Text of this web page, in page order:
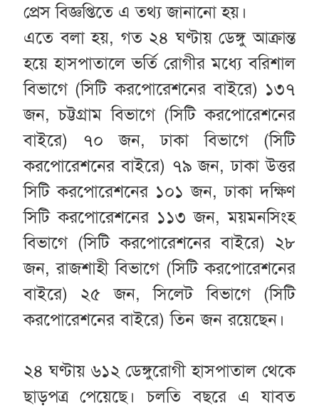
প্রেস বিজ্ঞপ্তিতে এ তথ্য জানানো হয়।
এতে বলা হয়, গত ২৪ ঘণ্টায় ডেঙ্গু আক্রান্ত
হয়ে হাসপাতালে ভর্তি রোগীর মধ্যে বরিশাল
বিভাগে (সিটি করপোরেশনের বাইরে) ১৩৭
জন, চট্টগ্রাম বিভাগে (সিটি করপোরেশনের
বাইরে) ৭০ জন, ঢাকা বিভাগে (সিটি
করপোরেশনের বাইরে) ৭৯ জন, ঢাকা উত্তর
সিটি করপোরেশনের ১০১ জন, ঢাকা দক্ষিণ
সিটি করপোরেশনের ১১৩ জন, ময়মনসিংহ
বিভাগে (সিটি করপোরেশনের বাইরে) ২৮
জন, রাজশাহী বিভাগে (সিটি করপোরেশনের
বাইরে) ২৫ জন, সিলেট বিভাগে (সিটি
করপোরেশনের বাইরে) তিন জন রয়েছেন।
২৪ ঘণ্টায় ৬১২ ডেঙ্গুরোগী হাসপাতাল থেকে
ছাড়পত্র পেয়েছে। চলতি বছরে এ যাবত